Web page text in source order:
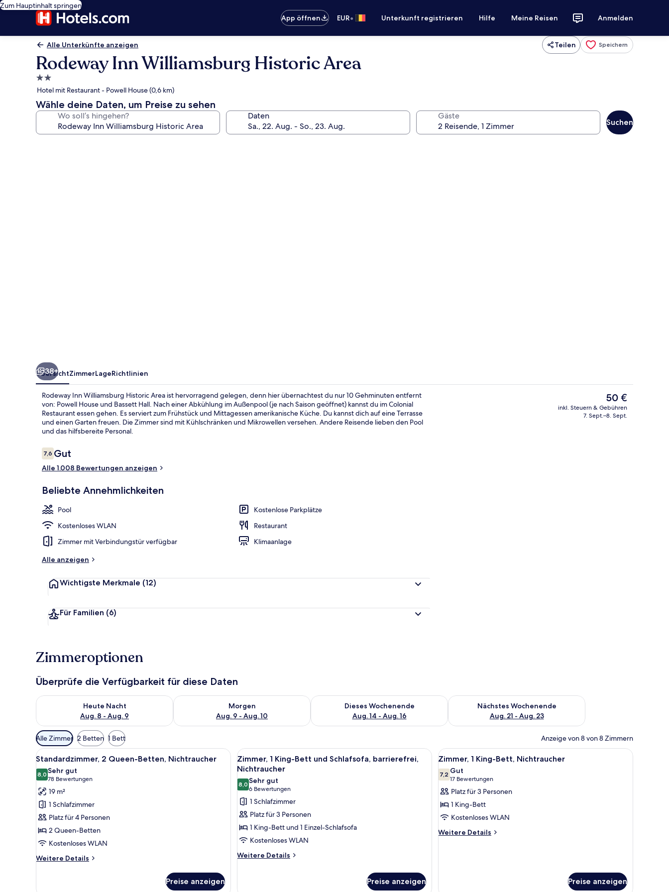
Zum Hauptinhalt springen
App öffnen
EUR• Unterkunft registrieren Hilfe Meine Reisen Anmelden
Alle Unterkünfte anzeigen Teilen Speichern
Rodeway Inn Williamsburg Historic Area
2.0-
Sterne-
Unterkunft
Hotel mit Restaurant - Powell House (0,6 km)
Wähle deine Daten, um Preise zu sehen
Wo soll’s hingehen? Daten Gäste
Suchen
Frühstücksbereich
38+
ÜbersichtZimmerLageRichtlinien
Rodeway Inn Williamsburg Historic Area ist hervorragend gelegen, denn hier übernachtest du nur 10 Gehminuten entfernt
von: Powell House und Bassett Hall. Nach einer Abkühlung im Außenpool (je nach Saison geöffnet) kannst du im Colonial
Restaurant essen gehen. Es serviert zum Frühstück und Mittagessen amerikanische Küche. Du kannst dich auf eine Terrasse
und einen Garten freuen. Die Zimmer sind mit Kühlschränken und Mikrowellen versehen. Andere Reisende lieben den Pool
und das hilfsbereite Personal.
Bewertungen
7,67,6 von 10.
Gut
Alle 1.008 Bewertungen anzeigen
Beliebte Annehmlichkeiten
Pool
Kostenlose Parkplätze
Kostenloses WLAN
Restaurant
Zimmer mit Verbindungstür verfügbar
Klimaanlage
Alle anzeigen
Wichtigste Merkmale (12)
Für Familien (6)
Der
aktuelle
Preis
50 €
inkl. Steuern & Gebühren
7. Sept.–8. Sept.
Zimmeroptionen
Überprüfe die Verfügbarkeit für diese Daten
Heute Nacht
Aug. 8 - Aug. 9
Überprüfe die Verfügbarkeit für heute Nacht, Aug. 8 - Aug. 9.
Morgen
Aug. 9 - Aug. 10
Überprüfe die Verfügbarkeit für morgen, Aug. 9 - Aug. 10.
Dieses Wochenende
Aug. 14 - Aug. 16
Überprüfe die Verfügbarkeit für dieses Wochenende, Aug. 14 - Aug. 16.
Nächstes Wochenende
Aug. 21 - Aug. 23
Überprüfe die Verfügbarkeit für nächstes Wochenende, Aug.
Verfügbare
Filter
für
Zimmer
Alle Zimmer 2 Betten 1 Bett Anzeige von 8 von 8 Zimmern
Alle
Fotos
für
Standardzimmer,
2 Queen-
Betten,
Nichtraucher
anzeigen
Ein Hotelzimmer mit zwei Betten, einem Sofa, einem kleinen Tisch und einem Fenster mit Vorhängen.
4
Standardzimmer, 2 Queen-Betten, Nichtraucher
8,08,0 von 10
Sehr gut
78 Bewertungen
(78
Bewertungen)
19 m²
1 Schlafzimmer
Platz für 4 Personen
2 Queen-Betten
Kostenloses WLAN
Weitere Details
Weitere
Preise anzeigen
Alle
Fotos
für
Zimmer,
1 King-
Bett
und
Schlafsofa,
barrierefrei,
Nichtraucher
Ein Hotelzimmer mit einem großen Bett, einem Nachttisch, einem Sessel und einem Schrank.
5
Zimmer, 1 King-Bett und Schlafsofa, barrierefrei,
Nichtraucher
8,08,0 von 10
Sehr gut
6 Bewertungen
(6
Bewertungen)
1 Schlafzimmer
Platz für 3 Personen
1 King-Bett und 1 Einzel-Schlafsofa
Kostenloses WLAN
Weitere Details
Weitere
Preise anzeigen
Alle
Fotos
für
Zimmer,
1 King-
Bett,
Nichtraucher
anzeigen
Ein Hotelzimmer mit einem großen Bett,
3
Zimmer, 1 King-Bett, Nichtraucher
7,27,2 von 10
Gut
17 Bewertungen
(17
Bewertungen)
Platz für 3 Personen
1 King-Bett
Kostenloses WLAN
Weitere Details
Weitere
Preise anzeigen